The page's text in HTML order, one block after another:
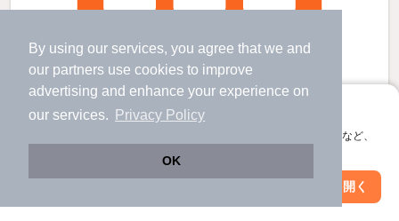
By using our services, you agree that we and
our partners use cookies to improve
advertising and enhance your experience on
our services.
Privacy Policy
OK
アプリに切り替えて、サクサクお部屋探し
会員登録なしですぐ使える。マップ検索やお気に入り保存など、
アプリを開く
プリミエール3号館の賃貸物件
絞り込み条件を変更